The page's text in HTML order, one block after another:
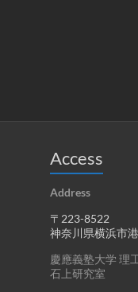
Access
Address
〒223-8522
神奈川県横浜市
慶應義塾大学 理
石上研究室